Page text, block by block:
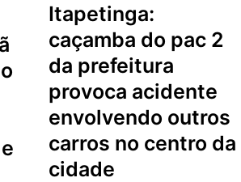
itapetinga:
caçamba do pac 2
da prefeitura
provoca acidente
envolvendo outros
carros no centro da
cidade